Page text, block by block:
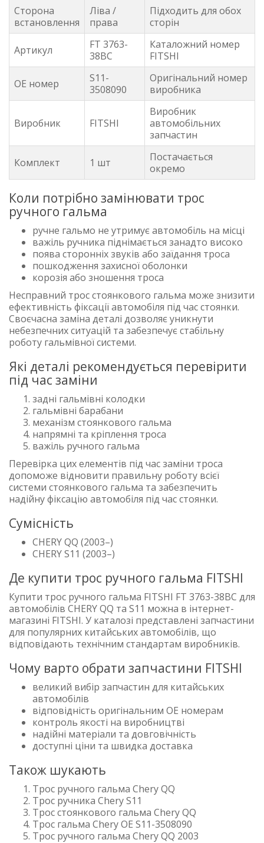
Сторона
встановлення
Ліва /
права
Підходить для обох
сторін
Артикул
FT 3763-
38BC
Каталожний номер
FITSHI
OE номер
S11-
3508090
Оригінальний номер
виробника
Виробник FITSHI
Виробник
автомобільних
запчастин
Комплект 1 шт
Постачається
окремо
Коли потрібно замінювати трос
ручного гальма
ручне гальмо не утримує автомобіль на місці
важіль ручника піднімається занадто високо
поява сторонніх звуків або заїдання троса
пошкодження захисної оболонки
корозія або зношення троса
Несправний трос стоянкового гальма може знизити
ефективність фіксації автомобіля під час стоянки.
Своєчасна заміна деталі дозволяє уникнути
небезпечних ситуацій та забезпечує стабільну
роботу гальмівної системи.
Які деталі рекомендується перевірити
під час заміни
задні гальмівні колодки
гальмівні барабани
механізм стоянкового гальма
напрямні та кріплення троса
важіль ручного гальма
Перевірка цих елементів під час заміни троса
допоможе відновити правильну роботу всієї
системи стоянкового гальма та забезпечить
надійну фіксацію автомобіля під час стоянки.
Сумісність
CHERY QQ (2003–)
CHERY S11 (2003–)
Де купити трос ручного гальма FITSHI
Купити трос ручного гальма FITSHI FT 3763-38BC для
автомобілів CHERY QQ та S11 можна в інтернет-
магазині FITSHI. У каталозі представлені запчастини
для популярних китайських автомобілів, що
відповідають технічним стандартам виробників.
Чому варто обрати запчастини FITSHI
великий вибір запчастин для китайських
автомобілів
відповідність оригінальним OE номерам
контроль якості на виробництві
надійні матеріали та довговічність
доступні ціни та швидка доставка
Також шукають
Трос ручного гальма Chery QQ
Трос ручника Chery S11
Трос стоянкового гальма Chery QQ
Трос гальма Chery OE S11-3508090
Трос ручного гальма Chery QQ 2003